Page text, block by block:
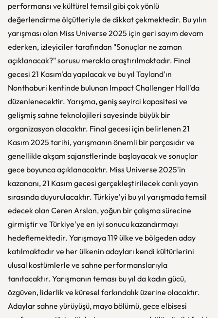
performansı ve kültürel temsil gibi çok yönlü
değerlendirme ölçütleriyle de dikkat çekmektedir. Bu yılın
yarışması olan Miss Universe 2025 için geri sayım devam
ederken, izleyiciler tarafından "Sonuçlar ne zaman
açıklanacak?" sorusu merakla araştırılmaktadır. Final
gecesi 21 Kasım'da yapılacak ve bu yıl Tayland'ın
Nonthaburi kentinde bulunan Impact Challenger Hall'da
düzenlenecektir. Yarışma, geniş seyirci kapasitesi ve
gelişmiş sahne teknolojileri sayesinde büyük bir
organizasyon olacaktır. Final gecesi için belirlenen 21
Kasım 2025 tarihi, yarışmanın önemli bir parçasıdır ve
genellikle akşam sajanstlerinde başlayacak ve sonuçlar
gece boyunca açıklanacaktır. Miss Universe 2025'in
kazananı, 21 Kasım gecesi gerçekleştirilecek canlı yayın
sırasında duyurulacaktır. Türkiye'yi bu yıl yarışmada temsil
edecek olan Ceren Arslan, yoğun bir çalışma sürecine
girmiştir ve Türkiye'ye en iyi sonucu kazandırmayı
hedeflemektedir. Yarışmaya 119 ülke ve bölgeden aday
katılmaktadır ve her ülkenin adayları kendi kültürlerini
ulusal kostümlerle ve sahne performanslarıyla
tanıtacaktır. Yarışmanın teması bu yıl da kadın gücü,
özgüven, liderlik ve küresel farkındalık üzerine olacaktır.
Adaylar sahne yürüyüşü, mayo bölümü, gece elbisesi